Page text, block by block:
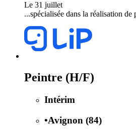
Le 31 juillet
...spécialisée dans la réalisation
Peintre (H/F)
Intérim
•Avignon (84)